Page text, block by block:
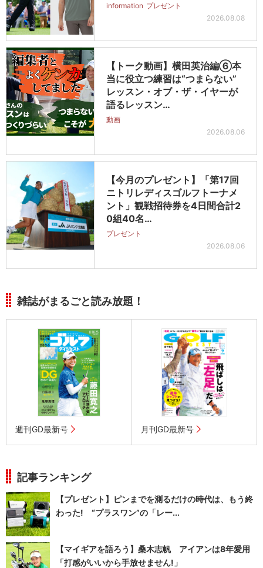
information プレゼント
2026.08.08
【トーク動画】横田英治編⑥本
当に役立つ練習は“つまらない”
レッスン・オブ・ザ・イヤーが
語るレッスン…
動画
2026.08.06
【今月のプレゼント】「第17回
ニトリレディスゴルフトーナメ
ント」観戦招待券を4日間合計2
0組40名…
プレゼント
2026.08.06
雑誌がまるごと読み放題！
週刊GD最新号 月刊GD最新号
記事ランキング
【プレゼント】ピンまでを測るだけの時代は、もう終
わった! “プラスワン”の「レー...
【マイギアを語ろう】桑木志帆 アイアンは8年愛用
「打感がいいから手放せません!」